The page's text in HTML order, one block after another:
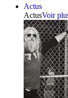
Actus
ActusVoir